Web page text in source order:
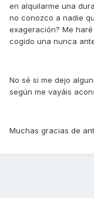
en alquilarme una
no conozco a nadie
exageración? Me
cogido una nunca
No sé si me dejo
según me vayáis
Muchas gracias de